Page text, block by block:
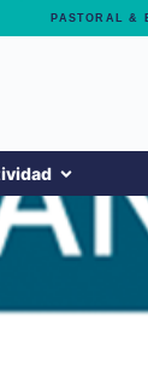
PASTORAL &